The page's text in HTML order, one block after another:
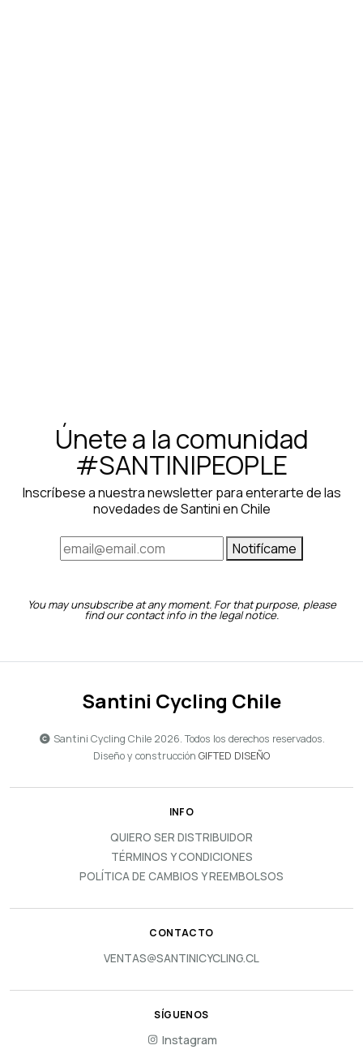
Únete a la comunidad
#SANTINIPEOPLE
Inscríbese a nuestra newsletter para enterarte de las
novedades de Santini en Chile
Notifícame
You may unsubscribe at any moment. For that purpose, please
find our contact info in the legal notice.
Santini Cycling Chile
Santini Cycling Chile 2026. Todos los derechos reservados.
Diseño y construcción GIFTED DISEÑO
INFO
QUIERO SER DISTRIBUIDOR
TÉRMINOS Y CONDICIONES
POLÍTICA DE CAMBIOS Y REEMBOLSOS
CONTACTO
VENTAS@SANTINICYCLING.CL
SÍGUENOS
Instagram